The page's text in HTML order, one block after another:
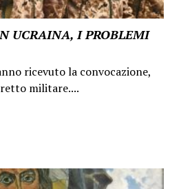
UCRAINA, I PROBLEMI
ricevuto la convocazione,
militare....